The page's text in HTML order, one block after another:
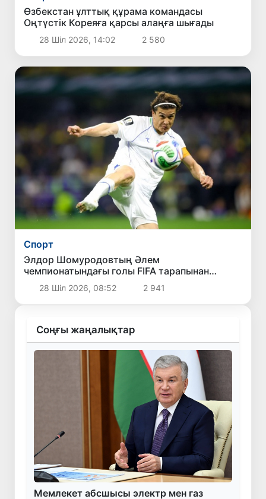
Өзбекстан ұлттық құрама командасы
Оңтүстік Кореяға қарсы алаңға шығады
28 Шіл 2026, 14:02 2 580
Спорт
Элдор Шомуродовтың Әлем
чемпионатындағы голы FIFA тарапынан
өткізілген «Турнирдің ең әдемі голы»
сауалнамасында екінші орынды иеледі
28 Шіл 2026, 08:52 2 941
Соңғы жаңалықтар
Мемлекет абсшысы электр мен газ